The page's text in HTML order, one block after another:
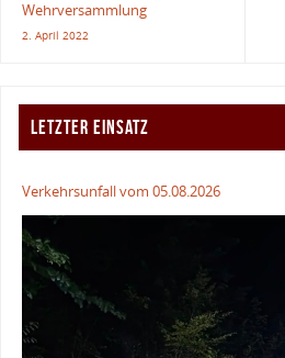
Wehrversammlung
2. April 2022
LETZTER EINSATZ
Verkehrsunfall vom 05.08.2026